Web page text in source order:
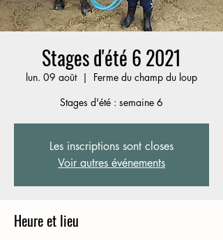
Stages d'été 6 2021
lun. 09 août
  |
Ferme du champ du loup
Stages d'été : semaine 6
Les inscriptions sont closes
Voir autres événements
Heure et lieu